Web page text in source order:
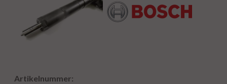
Artikelnummer: